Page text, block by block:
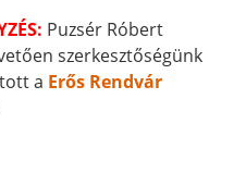
Puzsér Róbert
szerkesztőségünk
a Erős Rendvár